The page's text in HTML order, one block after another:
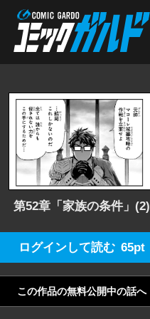
コミックガルド
第52章「家族の条件」(2)
ログインして読む 65pt
この作品の無料公開中の話へ